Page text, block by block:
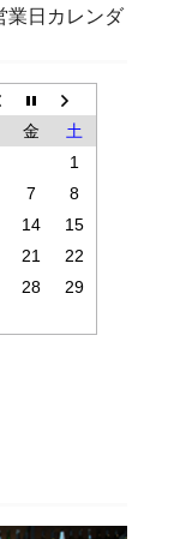
業日カレンダ
金
土
1
7
8
14
15
21
22
28
29